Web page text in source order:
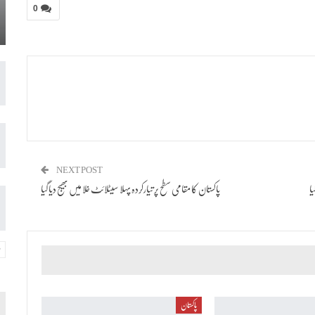
0
NEXT POST
پاکستان کا مقامی سطح پر تیارکردہ پہلا سیٹلائٹ خلا میں بھیج دیا گیا
پاکستان